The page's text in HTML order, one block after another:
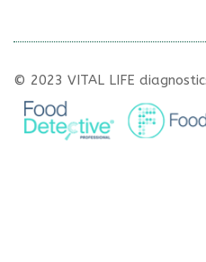
© 2023 VITAL LIFE